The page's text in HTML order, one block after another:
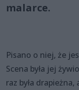
malarce.
Pisano o niej, że
Scena była jej
raz była